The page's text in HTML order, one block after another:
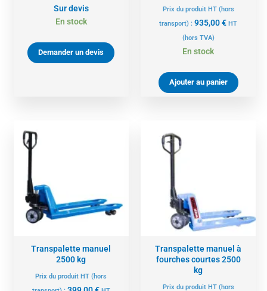
Sur devis
En stock
Demander un devis
Prix du produit HT (hors
transport) :935,00€ HT
(hors TVA)
En stock
Ajouter au panier
Transpalette manuel
2500 kg
Prix du produit HT (hors
Transpalette manuel à
fourches courtes 2500
kg
Prix du produit HT (hors